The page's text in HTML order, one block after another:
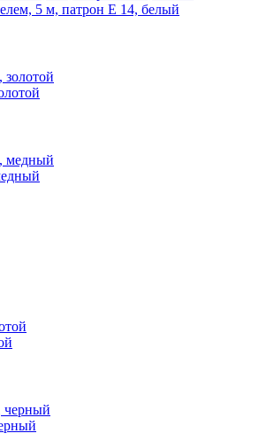
5 м, патрон Е 14, белый